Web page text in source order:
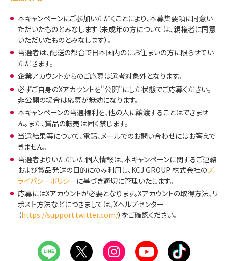
本キャンペーンにご参加いただくことにより、本募集要項に同意い
ただいたものとみなします（未成年の方については、親権者に同意
いただいたものとみなします）。
当選者は、配送の都合で日本国内のにお住まいの方に限らせてい
ただきます。
企業アカウントからのご応募は選考対象外となります。
必ずご自身のXアカウントを"公開"にした状態でご応募ください。
非公開の場合は応募が無効になります。
本キャンペーンの当選権利を、他の人に譲渡することはできませ
ん。また、賞品の転売は固く禁じます。
当選結果等について、電話、メールでのお問い合わせにはお答えで
きません。
当選者よりいただいた個人情報は、本キャンペーンに関するご連絡
および賞品発送の目的にのみ利用し、KCJ GROUP 株式会社のプ
ライバシーポリシーに基づき適切に管理いたします。
応募にはXアカウントが必要となります。Xアカウントの取得方法、リ
ポスト方法などにつきましては、Xヘルプセンター
（https://support.twitter.com/）をご確認ください。